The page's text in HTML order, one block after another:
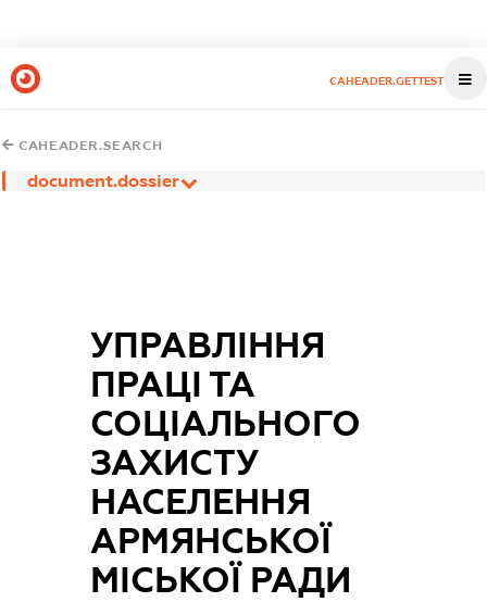
CAHEADER.GETTEST
CAHEADER.SEARCH
document.dossier
УПРАВЛІННЯ
ПРАЦІ ТА
СОЦІАЛЬНОГО
ЗАХИСТУ
НАСЕЛЕННЯ
АРМЯНСЬКОЇ
МІСЬКОЇ РАДИ